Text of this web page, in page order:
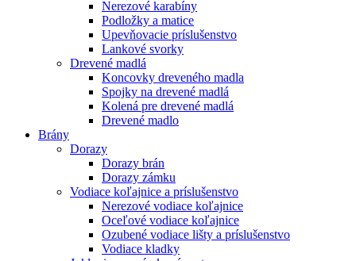
Nerezové karabíny
Podložky a matice
Upevňovacie príslušenstvo
Lankové svorky
Drevené madlá
Koncovky dreveného madla
Spojky na drevené madlá
Kolená pre drevené madlá
Drevené madlo
Brány
Dorazy
Dorazy brán
Dorazy zámku
Vodiace koľajnice a príslušenstvo
Nerezové vodiace koľajnice
Oceľové vodiace koľajnice
Ozubené vodiace lišty a príslušenstvo
Vodiace kladky